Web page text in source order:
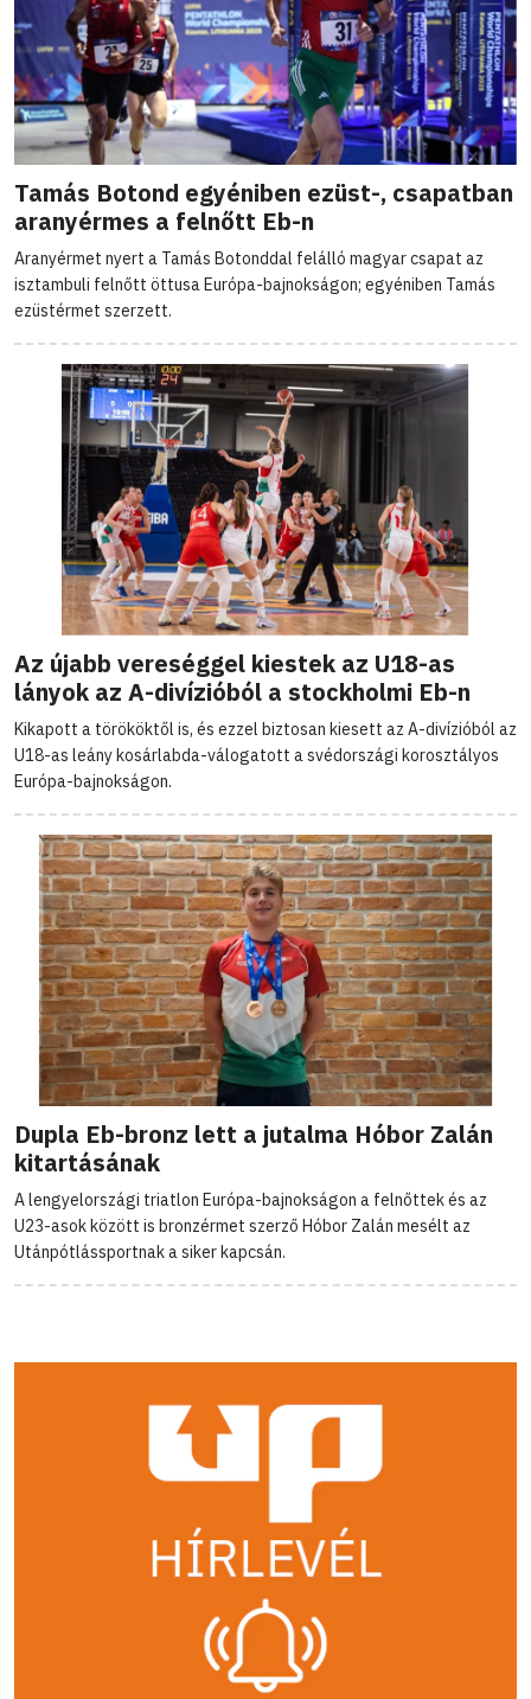
Tamás Botond egyéniben ezüst-, csapatban
aranyérmes a felnőtt Eb-n
Aranyérmet nyert a Tamás Botonddal felálló magyar csapat az
isztambuli felnőtt öttusa Európa-bajnokságon; egyéniben Tamás
ezüstérmet szerzett.
Az újabb vereséggel kiestek az U18-as
lányok az A-divízióból a stockholmi Eb-n
Kikapott a törököktől is, és ezzel biztosan kiesett az A-divízióból az
U18-as leány kosárlabda-válogatott a svédországi korosztályos
Európa-bajnokságon.
Dupla Eb-bronz lett a jutalma Hóbor Zalán
kitartásának
A lengyelországi triatlon Európa-bajnokságon a felnőttek és az
U23-asok között is bronzérmet szerző Hóbor Zalán mesélt az
Utánpótlássportnak a siker kapcsán.